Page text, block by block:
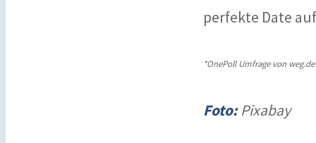
perfekte Date
*OnePoll Umfrage von
Foto:Pixabay